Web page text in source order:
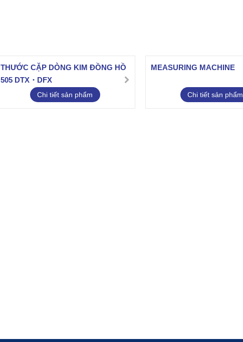
THƯỚC CẶP DÒNG KIM ĐỒNG HỒ
505 DTX・DFX
Chi tiết sản phẩm
MEASURING MACHINE
Chi tiết sản phẩm